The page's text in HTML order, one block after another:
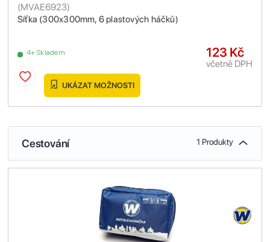
Síťka (300x300mm, 6 plastových háčků)
(MVAE6923)
4+ Skladem 123 Kč
včetně DPH
UKÁZAT MOŽNOSTI
Cestování 1 Produkty